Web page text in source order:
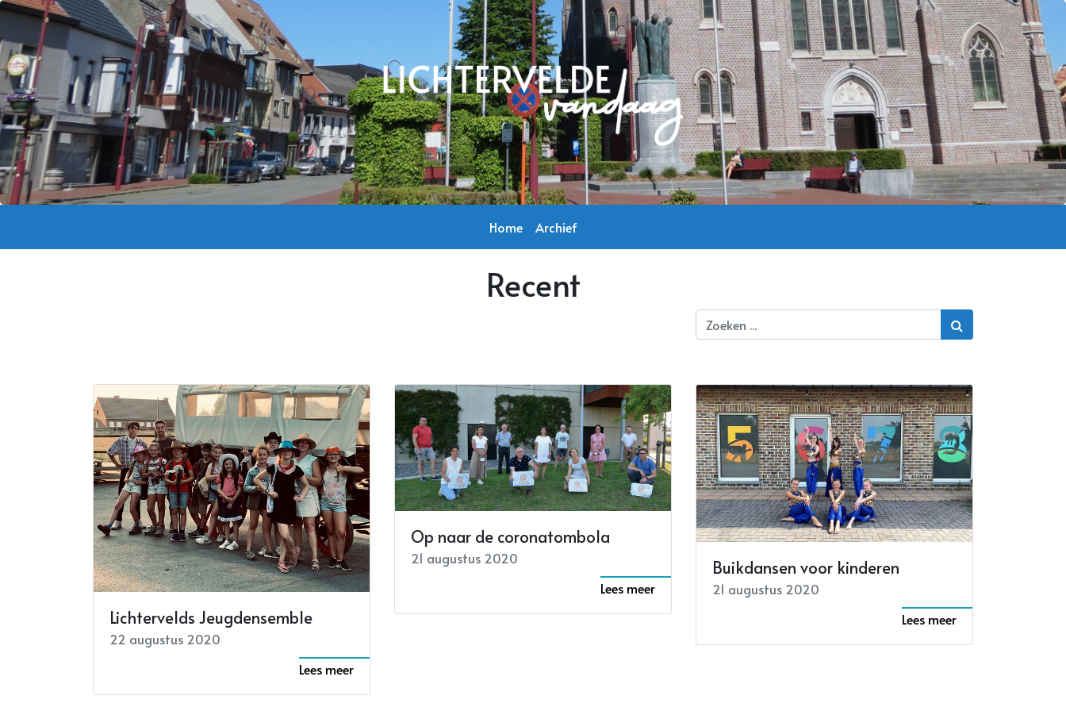
Home Archief
Recent
Lichtervelds Jeugdensemble
22 augustus 2020
Lees meer
Op naar de coronatombola
21 augustus 2020
Lees meer
Buikdansen voor kinderen
21 augustus 2020
Lees meer